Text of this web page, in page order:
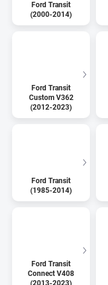
Ford Transit
(2000-2014)
Ford Transit
Custom V362
(2012-2023)
Ford Transit
(1985-2014)
Ford Transit
Connect V408
(2013-2023)